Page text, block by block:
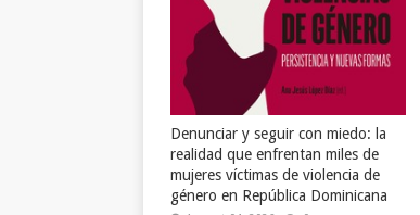
Denunciar y seguir con miedo: la
realidad que enfrentan miles de
mujeres víctimas de violencia de
género en República Dominicana